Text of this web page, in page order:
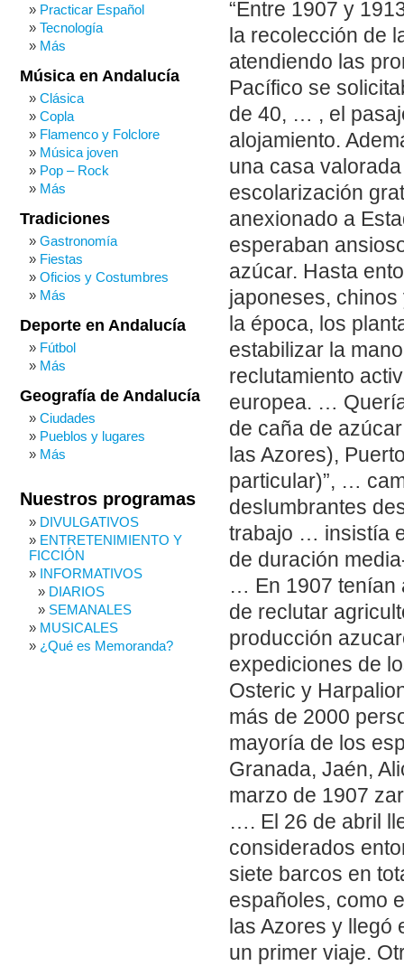
“Entre 1907 y
la recolección de
atendiendo las
Pacífico se
de 40, … , el
alojamiento.
una casa
escolarización
anexionado a
esperaban
azúcar. Hasta
japoneses, chinos
la época, los
estabilizar la
reclutamiento
europea. …
de caña de
las Azores),
particular)”, …
deslumbrantes
trabajo … insistía
de duración
… En 1907 tenían
de reclutar
producción
expediciones de
Osteric y
más de 2000
mayoría de los
Granada, Jaén,
marzo de 1907
…. El 26 de abril
considerados
siete barcos en
españoles, como
las Azores y llegó
un primer viaje.
Practicar Español
Tecnología
Más
Música en Andalucía
Clásica
Copla
Flamenco y Folclore
Música joven
Pop – Rock
Más
Tradiciones
Gastronomía
Fiestas
Oficios y Costumbres
Más
Deporte en Andalucía
Fútbol
Más
Geografía de Andalucía
Ciudades
Pueblos y lugares
Más
Nuestros programas
DIVULGATIVOS
ENTRETENIMIENTO Y
FICCIÓN
INFORMATIVOS
DIARIOS
SEMANALES
MUSICALES
¿Qué es Memoranda?